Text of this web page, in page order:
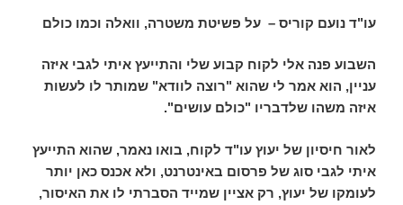
עו"ד נועם קוריס – על פשיטת משטרה, וואלה וכמו כולם
השבוע פנה אלי לקוח קבוע שלי והתייעץ איתי לגבי איזה
עניין, הוא אמר לי שהוא "רוצה לוודא" שמותר לו לעשות
איזה משהו שלדבריו "כולם עושים".
לאור חיסיון של יעוץ עו"ד לקוח, בואו נאמר, שהוא התייעץ
איתי לגבי סוג של פרסום באינטרנט, ולא אכנס כאן יותר
לעומקו של יעוץ, רק אציין שמייד הסברתי לו את האיסור,